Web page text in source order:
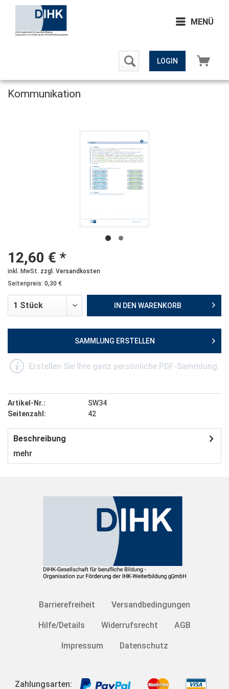
MENÜ
LOGIN
Kommunikation
12,60 € *
inkl. MwSt. zzgl. Versandkosten
Seitenpreis: 0,30 €
IN DEN WARENKORB
SAMMLUNG ERSTELLEN
Erstellen Sie Ihre ganz persönliche PDF-Sammlung.
Artikel-Nr.:
SW34
Seitenzahl:
42
Beschreibung
mehr
Barrierefreiheit Versandbedingungen
Hilfe/Details Widerrufsrecht AGB
Impressum Datenschutz
Zahlungsarten: